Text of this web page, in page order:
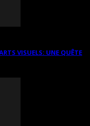
VISUELS: UNE QUÊTE